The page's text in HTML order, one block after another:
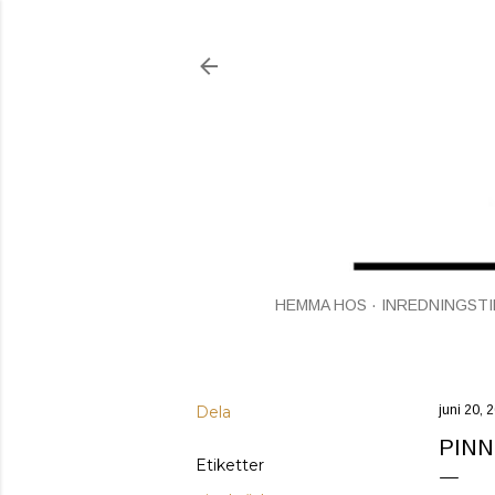
HEMMA HOS
Dela
Etiketter
juni 20,